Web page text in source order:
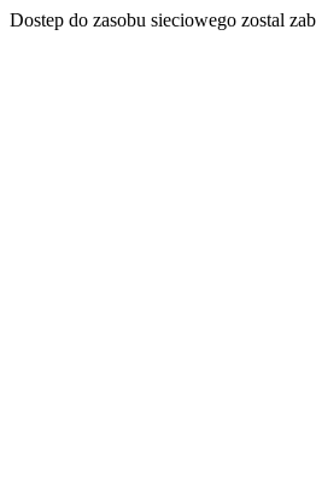
Dostep do zasobu sieciowego zostal